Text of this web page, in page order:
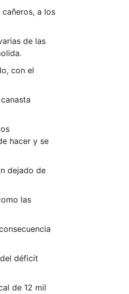
a los
de las
con el
hacer y se
dejado de
las
déficit
de 12 mil